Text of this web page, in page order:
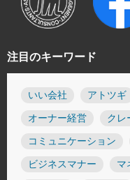
注目のキーワード
いい会社 アトツギ
オーナー経営 クレ
コミュニケーション
ビジネスマナー マ